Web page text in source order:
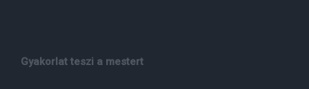
Gyakorlat teszi a mestert